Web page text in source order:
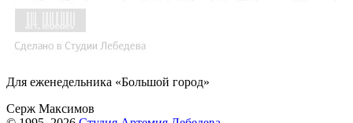
Для еженедельника «Большой город»
Серж Максимов